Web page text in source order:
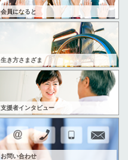
会員になると
生き方さまざま
支援者インタビュー
お問い合わせ